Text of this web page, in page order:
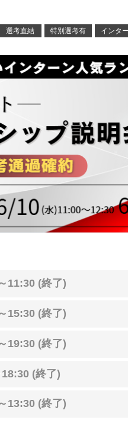
選考直結 特別選考有 インタ
11:30 (終了)
15:30 (終了)
19:30 (終了)
(終了)
13:30 (終了)